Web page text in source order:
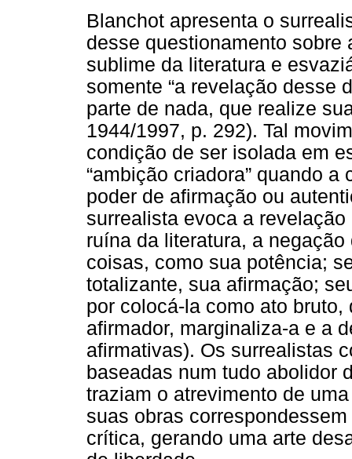
Blanchot apresenta o
desse questionamento sobre
sublime da literatura e
somente “a revelação desse
parte de nada, que realize
1944/1997, p. 292). Tal
condição de ser isolada em
“ambição criadora” quando
poder de afirmação ou
surrealista evoca a revelação
ruína da literatura, a
coisas, como sua potência;
totalizante, sua afirmação;
por colocá-la como ato
afirmador, marginaliza-a e a
afirmativas). Os surrealistas
baseadas num tudo abolidor
traziam o atrevimento de
suas obras
crítica, gerando uma arte